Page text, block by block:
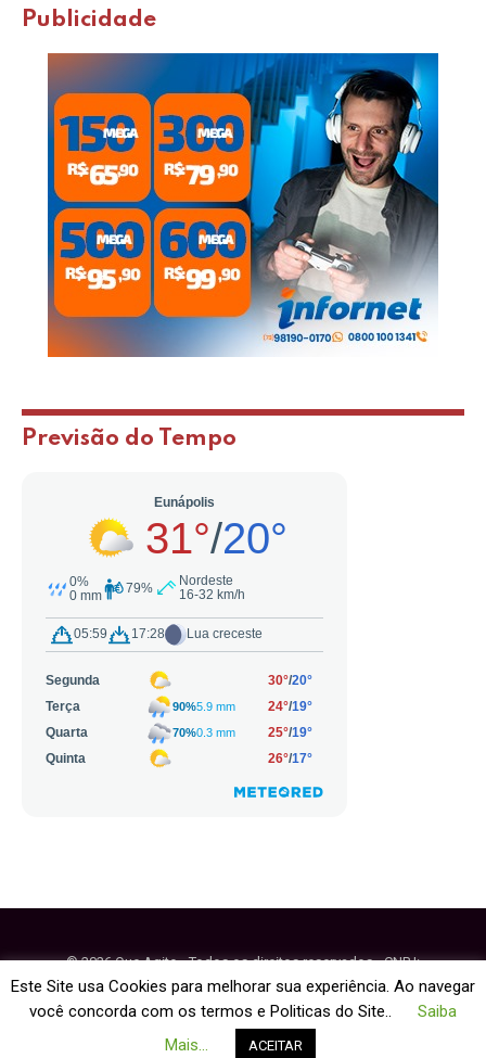
Publicidade
Previsão do Tempo
© 2026 Que Agito - Todos os direitos reservados - CNPJ:
64.884.270/0001-95
Política de Cookies
Este Site usa Cookies para melhorar sua experiência. Ao navegar
você concorda com os termos e Politicas do Site..
Saiba
Mais...
ACEITAR